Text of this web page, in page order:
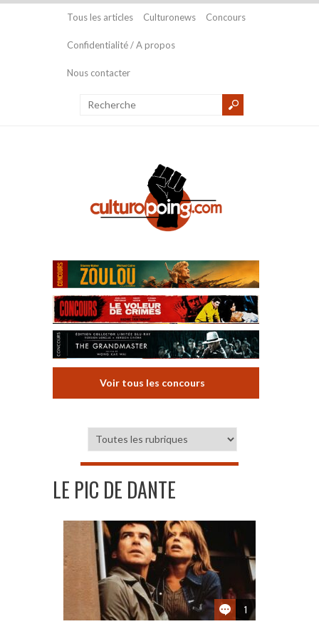
Tous les articles Culturonews Concours
Confidentialité / A propos
Nous contacter
Voir tous les concours
LE PIC DE DANTE
1